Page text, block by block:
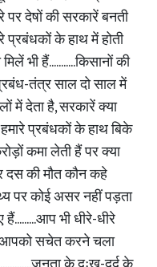
देषों की सरकारें बनती
प्रबंधकों के हाथ में होती
भी हैं...........किसानों की
तंत्र साल दो साल में
में देता है, सरकारें क्या
प्रबंधकों के हाथ बिके
कमा लेती हैं पर क्या
दस की मौत कौन कहे
पर कोई असर नहीं पड़ता
भी धीरे-धीरे
आपको सचेत करने चला